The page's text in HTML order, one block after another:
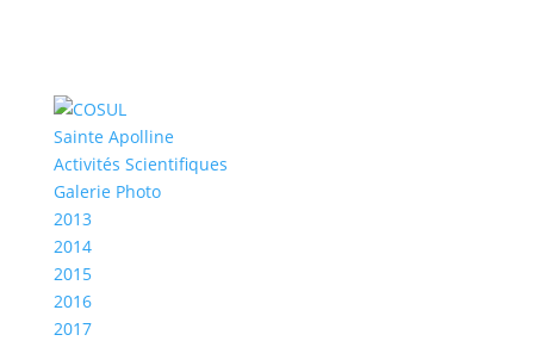
Sainte Apolline
Activités Scientifiques
Galerie Photo
2013
2014
2015
2016
2017